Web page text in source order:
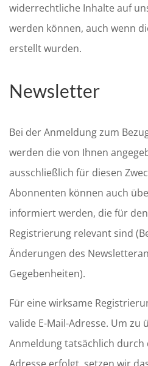
widerrechtliche Inhalte auf
werden können, auch wenn
erstellt wurden.
Newsletter
Bei der Anmeldung zum
werden die von Ihnen
ausschließlich für diesen
Abonnenten können auch
informiert werden, die für
Registrierung relevant sind
Änderungen des
Gegebenheiten).
Für eine wirksame
valide E-Mail-Adresse. Um zu
Anmeldung tatsächlich durch